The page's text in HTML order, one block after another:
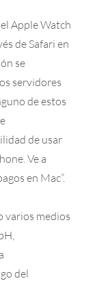
Apple Watch
de Safari en
se
servidores
de estos
de usar
Ve a
en Mac”.
varios medios
del